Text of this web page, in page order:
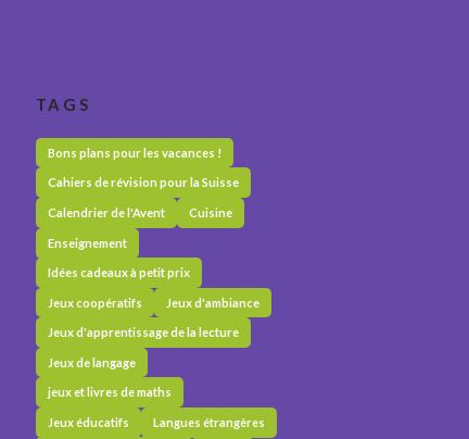
TAGS
Bons plans pour les vacances !
Cahiers de révision pour la Suisse
Calendrier de l'Avent Cuisine
Enseignement
Idées cadeaux à petit prix
Jeux coopératifs Jeux d'ambiance
Jeux d'apprentissage de la lecture
Jeux de langage
jeux et livres de maths
Jeux éducatifs Langues étrangères